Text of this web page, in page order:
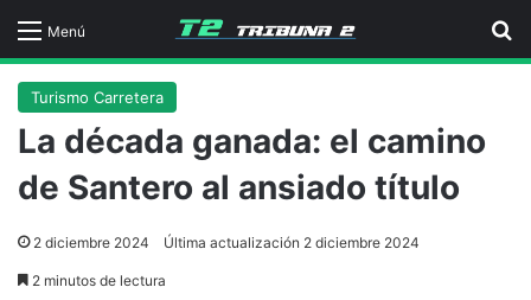
Menú
Turismo Carretera
La década ganada: el camino
de Santero al ansiado título
2 diciembre 2024 Última actualización 2 diciembre 2024
2 minutos de lectura